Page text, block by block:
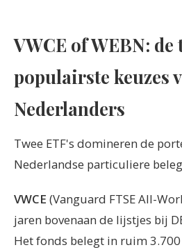
VWCE of WEBN: de
populairste keuzes
Nederlanders
Twee ETF's domineren de
Nederlandse particuliere
VWCE (Vanguard FTSE All-
jaren bovenaan de lijstjes bij
Het fonds belegt in ruim